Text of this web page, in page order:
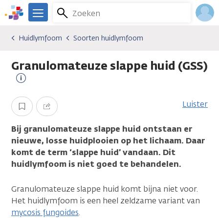
Overslaan
en
gaan
We
er
je.
Kanker.nl
Zoeken
Menu
Kankersoorten
Huidlymfoom
Soorten huidlymfoom
Huidlymfoom Soorten huidlymfoom
Granulomateuze slappe huid (GSS)
informatie
Opslaan Delen Luister
Bij granulomateuze slappe huid ontstaan er
nieuwe, losse huidplooien op het lichaam. Daar
komt de term ‘slappe huid’ vandaan. Dit
huidlymfoom is niet goed te behandelen.
Granulomateuze slappe huid komt bijna niet voor.
Het huidlymfoom is een heel zeldzame variant van
mycosis fungoides.